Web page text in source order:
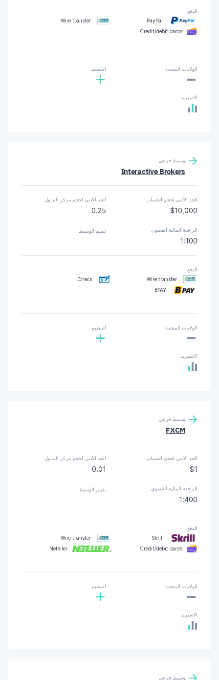
الدفع
PayPal
Wire transfer
Credit/debit cards
الولايات المتحدة
- التنظيم
+
الاسبريد
وسيط فرعي
Interactive Brokers
الحد الأدنى لحجم الحساب
$10,000
الحد الأدنى لحجم مركز التداول
0.25
الرافعة المالية القصوى
1:100
تقييم الوسيط
الدفع
Wire transfer
Check
BPAY
الولايات المتحدة
- التنظيم
+
الاسبريد
وسيط فرعي
FXCM
الحد الأدنى لحجم الحساب
$1
الحد الأدنى لحجم مركز التداول
0.01
الرافعة المالية القصوى
1:400
تقييم الوسيط
الدفع
Skrill
Wire transfer
Credit/debit cards
Neteller
الولايات المتحدة
- التنظيم
+
الاسبريد
وسيط فرعي